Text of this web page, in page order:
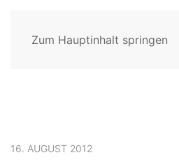
Zum Hauptinhalt springen
16. AUGUST 2012